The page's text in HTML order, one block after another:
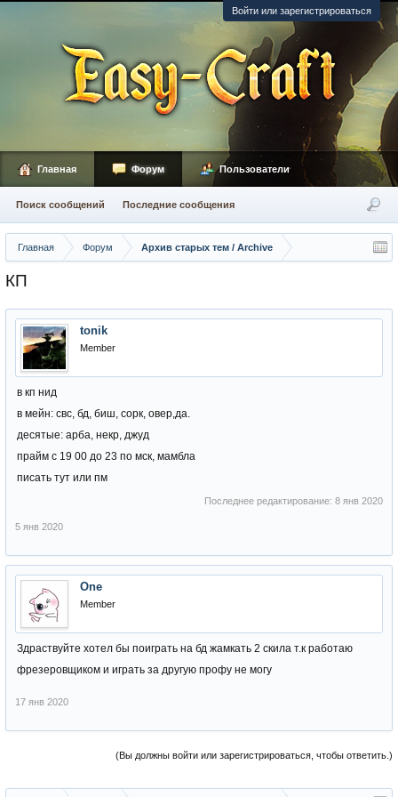
Войти или зарегистрироваться
Главная Форум Архив старых тем / Archive
КП
tonik
Member
в кп нид
в мейн: свс, бд, биш, сорк, овер,да.
десятые: арба, некр, джуд
прайм с 19 00 до 23 по мск, мамбла
писать тут или пм
Последнее редактирование: 8 янв 2020
5 янв 2020
One
Member
Здраствуйте хотел бы поиграть на бд жамкать 2 скила т.к работаю
фрезеровщиком и играть за другую профу не могу
17 янв 2020
(Вы должны войти или зарегистрироваться, чтобы ответить.)
Главная Форум
Поиск сообщений Последние сообщения
Пользователи